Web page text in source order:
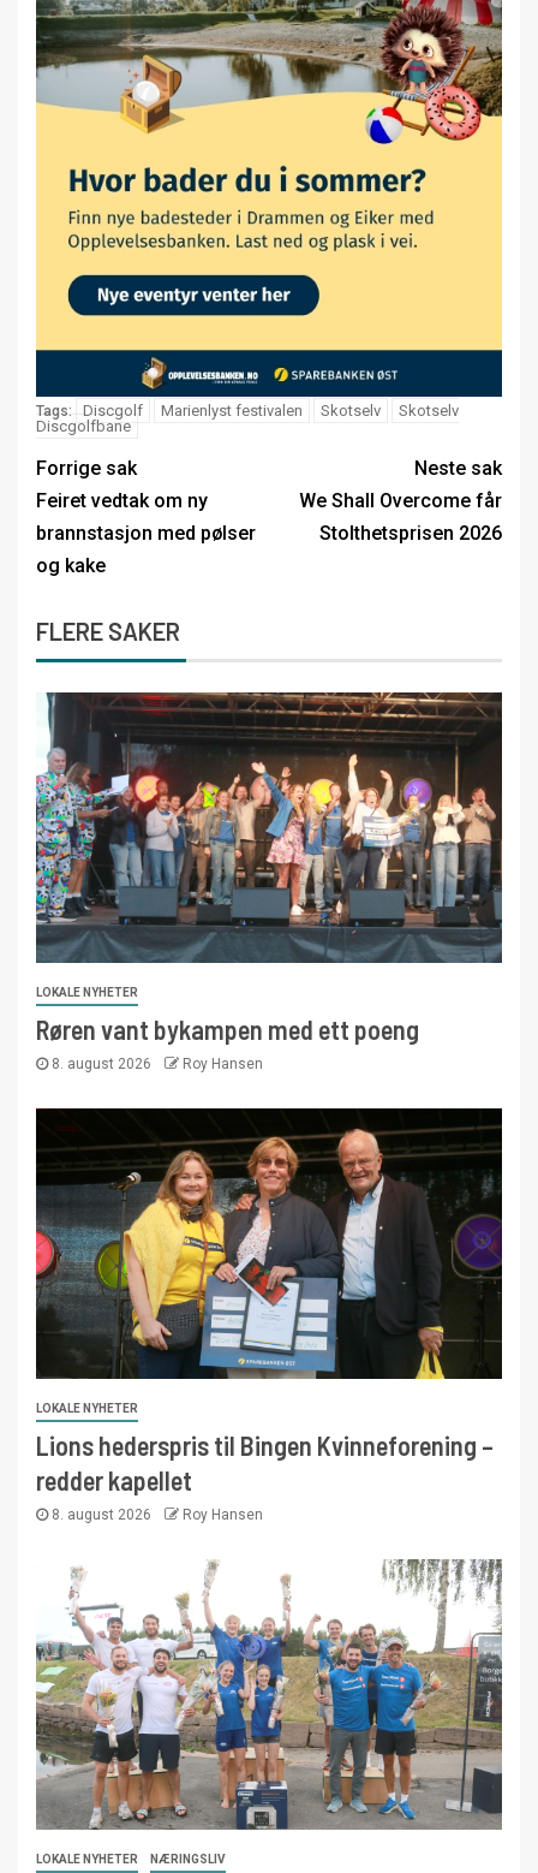
Tags: Discgolf Marienlyst festivalen Skotselv
Skotselv
Discgolfbane
Forrige sak
Feiret vedtak om ny
brannstasjon med pølser
og kake
Neste sak
We Shall Overcome får
Stolthetsprisen 2026
FLERE SAKER
LOKALE NYHETER
Røren vant bykampen med ett poeng
8. august 2026 Roy Hansen
LOKALE NYHETER
Lions hederspris til Bingen Kvinneforening –
redder kapellet
8. august 2026 Roy Hansen
LOKALE NYHETER NÆRINGSLIV